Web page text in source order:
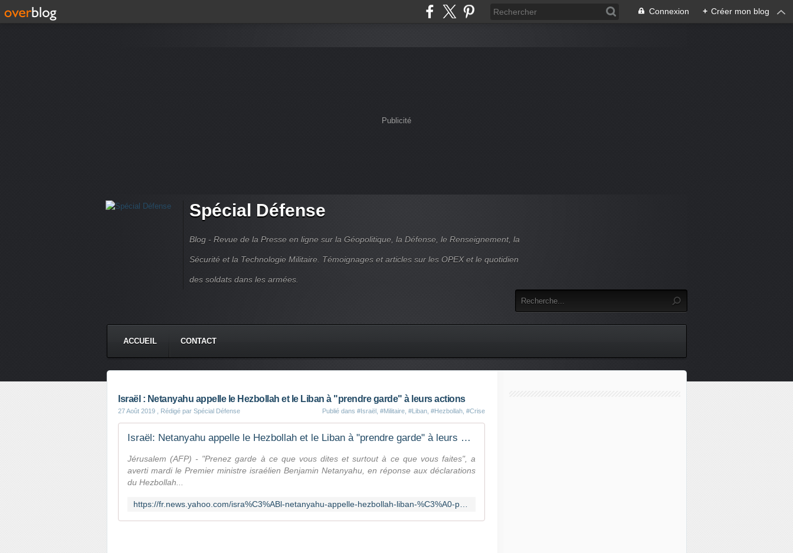
Connexion + Créer mon blog
Publicité
Spécial Défense
Blog - Revue de la Presse en ligne sur la Géopolitique, la Défense, le Renseignement, la
Sécurité et la Technologie Militaire. Témoignages et articles sur les OPEX et le quotidien
des soldats dans les armées.
ACCUEIL CONTACT
Israël : Netanyahu appelle le Hezbollah et le Liban à "prendre garde" à leurs actions
27 Août 2019 , Rédigé par Spécial Défense Publié dans #Israël #Militaire #Liban #Hezbollah #Crise
Israël: Netanyahu appelle le Hezbollah et le Liban à "prendre garde" à leurs actions
Jérusalem (AFP) - "Prenez garde à ce que vous dites et surtout à ce que vous faites", a
averti mardi le Premier ministre israélien Benjamin Netanyahu, en réponse aux déclarations
du Hezbollah...